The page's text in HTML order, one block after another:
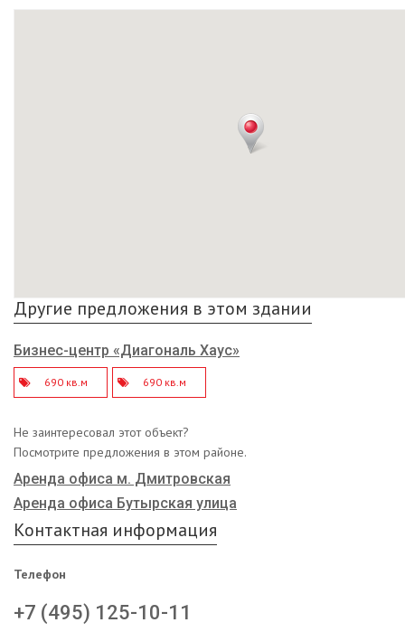
Другие предложения в этом здании
Бизнес-центр «Диагональ Хаус»
690 кв.м 690 кв.м
Не заинтересовал этот объект?
Посмотрите предложения в этом районе.
Аренда офиса м. Дмитровская
Аренда офиса Бутырская улица
Контактная информация
Телефон
+7 (495) 125-10-11